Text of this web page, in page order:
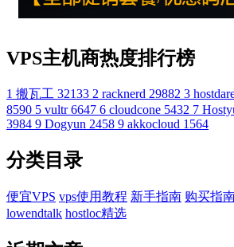
VPS主机商热度排行榜
1 搬瓦工 32133 2 racknerd 29882 3
8590 5 vultr 6647 6 cloudcone 5432 7
3984 9 Dogyun 2458 9 akkocloud 1564
分类目录
便宜VPS vps使用教程 新手指南 购买指
lowendtalk hostloc精选